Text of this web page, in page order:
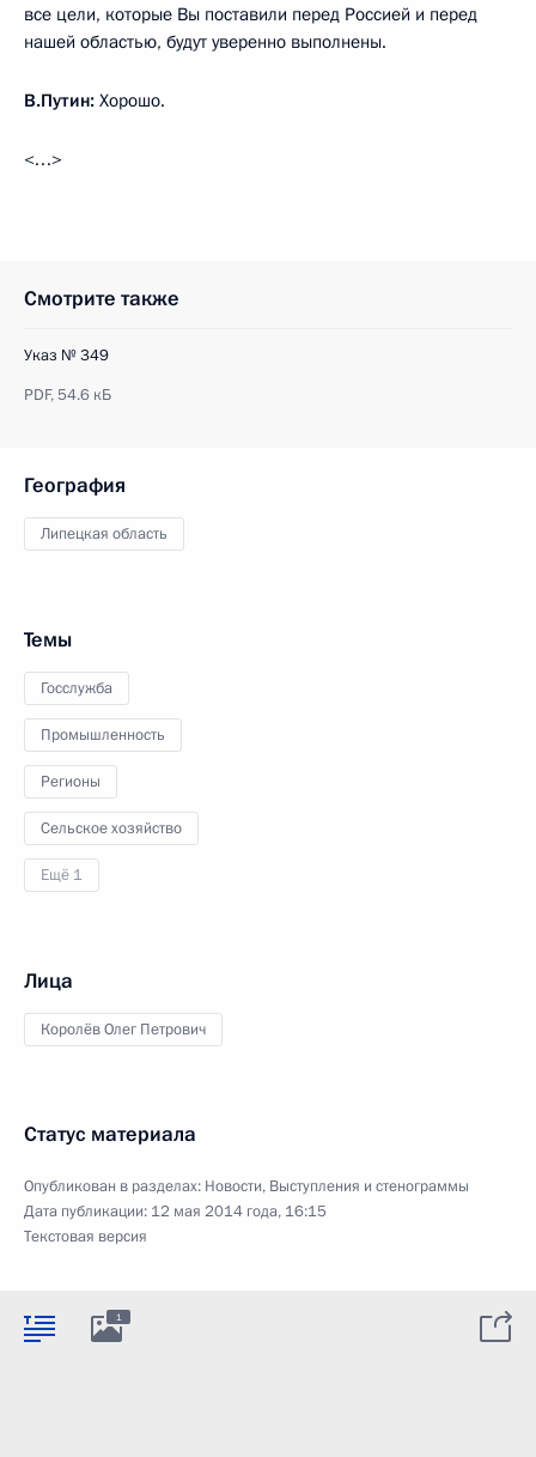
все цели, которые Вы поставили перед Россией и перед
нашей областью, будут уверенно выполнены.
В.Путин: Хорошо.
<…>
Смотрите также
Указ № 349
PDF,54.6 кБ
География
Липецкая область
Темы
Госслужба
Промышленность
Регионы
Сельское хозяйство
Ещё 1
Лица
Королёв Олег Петрович
Статус материала
Опубликован в разделах: Новости, Выступления и стенограммы
Дата публикации: 12 мая 2014 года, 16:15
Текстовая версия
1